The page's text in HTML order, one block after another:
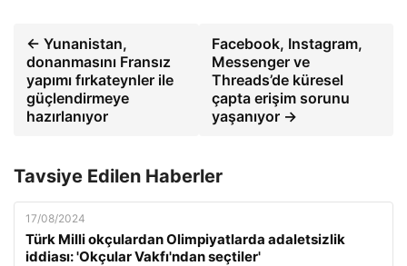
← Yunanistan,
donanmasını Fransız
yapımı fırkateynler ile
güçlendirmeye
hazırlanıyor
Facebook, Instagram,
Messenger ve
Threads’de küresel
çapta erişim sorunu
yaşanıyor →
Tavsiye Edilen Haberler
17/08/2024
Türk Milli okçulardan Olimpiyatlarda adaletsizlik
iddiası: 'Okçular Vakfı'ndan seçtiler'